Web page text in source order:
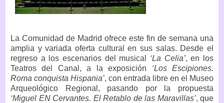
La Comunidad de Madrid ofrece este fin de semana una
amplia y variada oferta cultural en sus salas. Desde el
regreso a los escenarios del musical
‘La Celia’, en los
Teatros del Canal, a la exposición ‘Los Escipiones.
Roma conquista Hispania’, con entrada libre en el Museo
Arqueológico Regional, pasando por la propuesta
‘Miguel EN Cervantes. El Retablo de las Maravillas’, que